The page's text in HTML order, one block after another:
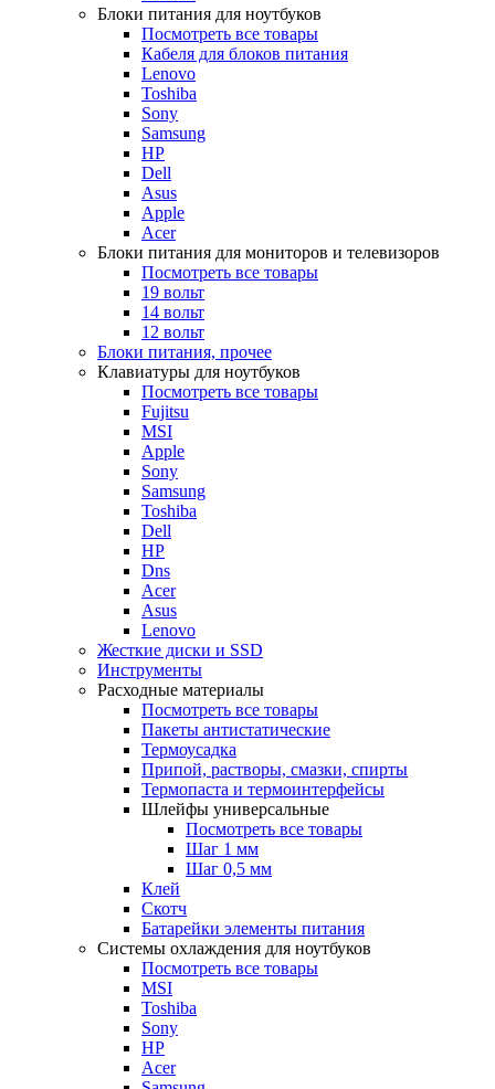
Блоки питания для ноутбуков
Посмотреть все товары
Кабеля для блоков питания
Lenovo
Toshiba
Sony
Samsung
HP
Dell
Asus
Apple
Acer
Блоки питания для мониторов и телевизоров
Посмотреть все товары
19 вольт
14 вольт
12 вольт
Блоки питания, прочее
Клавиатуры для ноутбуков
Посмотреть все товары
Fujitsu
MSI
Apple
Sony
Samsung
Toshiba
Dell
HP
Dns
Acer
Asus
Lenovo
Жесткие диски и SSD
Инструменты
Расходные материалы
Посмотреть все товары
Пакеты антистатические
Термоусадка
Припой, растворы, смазки, спирты
Термопаста и термоинтерфейсы
Шлейфы универсальные
Посмотреть все товары
Шаг 1 мм
Шаг 0,5 мм
Клей
Скотч
Батарейки элементы питания
Системы охлаждения для ноутбуков
Посмотреть все товары
MSI
Toshiba
Sony
HP
Acer